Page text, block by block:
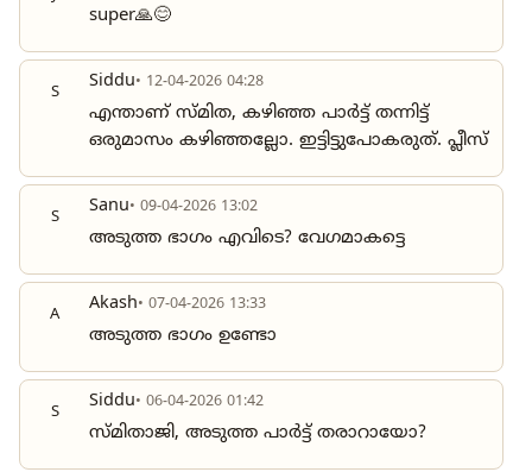
super🙏😊
S Siddu• 12-04-2026 04:28
എന്താണ് സ്മിത, കഴിഞ്ഞ പാർട്ട്‌ തന്നിട്ട്
ഒരുമാസം കഴിഞ്ഞല്ലോ. ഇട്ടിട്ടുപോകരുത്. പ്ലീസ്
S Sanu• 09-04-2026 13:02
അടുത്ത ഭാഗം എവിടെ? വേഗമാകട്ടെ
A Akash• 07-04-2026 13:33
അടുത്ത ഭാഗം ഉണ്ടോ
S Siddu• 06-04-2026 01:42
സ്മിതാജി, അടുത്ത പാർട്ട്‌ തരാറായോ?